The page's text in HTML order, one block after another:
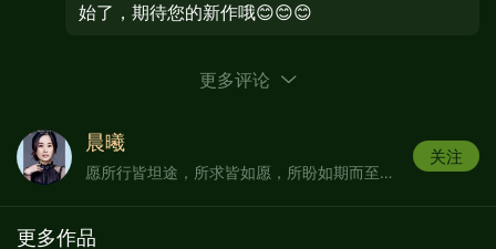
个并不富裕的退休干部能有这样的觉悟，拿出
始了，期待您的新作哦😊😊😊
更多评论
晨曦
愿所行皆坦途，所求皆如愿，所盼如期而至，我们越来越好。
关注
更多作品